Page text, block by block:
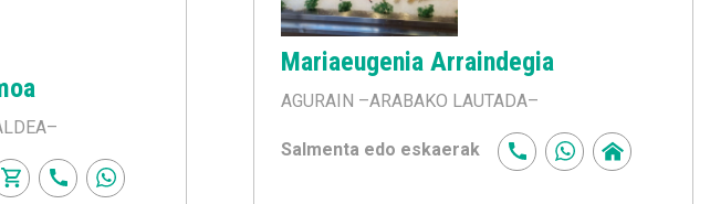
Mariaeugenia Arraindegia
AGURAIN –ARABAKO LAUTADA–
Salmenta edo eskaerak